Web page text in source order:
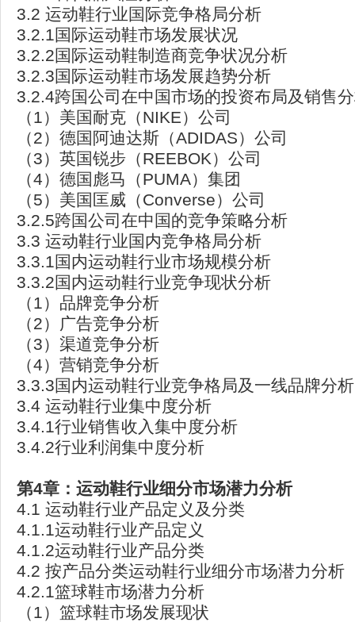
3.2 运动鞋行业国际竞争格局分析
3.2.1国际运动鞋市场发展状况
3.2.2国际运动鞋制造商竞争状况分析
3.2.3国际运动鞋市场发展趋势分析
3.2.4跨国公司在中国市场的投资布局及销售
（1）美国耐克（NIKE）公司
（2）德国阿迪达斯（ADIDAS）公司
（3）英国锐步（REEBOK）公司
（4）德国彪马（PUMA）集团
（5）美国匡威（Converse）公司
3.2.5跨国公司在中国的竞争策略分析
3.3 运动鞋行业国内竞争格局分析
3.3.1国内运动鞋行业市场规模分析
3.3.2国内运动鞋行业竞争现状分析
（1）品牌竞争分析
（2）广告竞争分析
（3）渠道竞争分析
（4）营销竞争分析
3.3.3国内运动鞋行业竞争格局及一线品牌分析
3.4 运动鞋行业集中度分析
3.4.1行业销售收入集中度分析
3.4.2行业利润集中度分析
第4章：运动鞋行业细分市场潜力分析
4.1 运动鞋行业产品定义及分类
4.1.1运动鞋行业产品定义
4.1.2运动鞋行业产品分类
4.2 按产品分类运动鞋行业细分市场潜力分析
4.2.1篮球鞋市场潜力分析
（1）篮球鞋市场发展现状